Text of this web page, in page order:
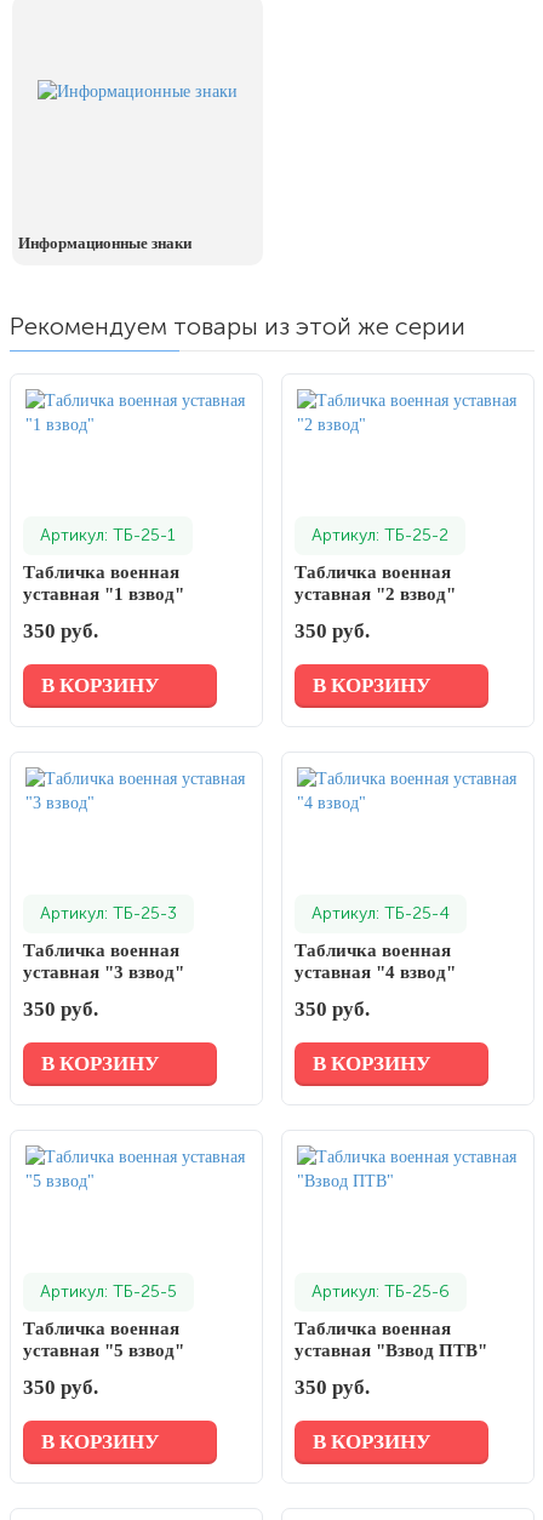
Информационные знаки
Рекомендуем товары из этой же серии
Артикул: ТБ-25-1
Табличка военная
уставная "1 взвод"
350 руб.
В КОРЗИНУ
Артикул: ТБ-25-2
Табличка военная
уставная "2 взвод"
350 руб.
В КОРЗИНУ
Артикул: ТБ-25-3
Табличка военная
уставная "3 взвод"
350 руб.
В КОРЗИНУ
Артикул: ТБ-25-4
Табличка военная
уставная "4 взвод"
350 руб.
В КОРЗИНУ
Артикул: ТБ-25-5
Табличка военная
уставная "5 взвод"
350 руб.
В КОРЗИНУ
Артикул: ТБ-25-6
Табличка военная
уставная "Взвод ПТВ"
350 руб.
В КОРЗИНУ